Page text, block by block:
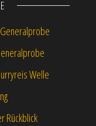
Welle
Rückblick